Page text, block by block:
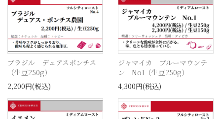
ブラジル デュアスポンチス
（生豆250g）
2,200円(税込)
ジャマイカ ブルーマウンテ
ン No1（生豆250g）
4,300円(税込)